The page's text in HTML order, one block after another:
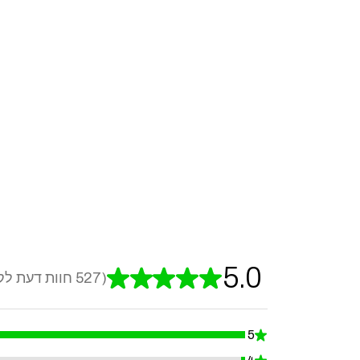
5.0
★
★
★
★
★
527 חוות דעת 527
★
5
99.24098671726756%